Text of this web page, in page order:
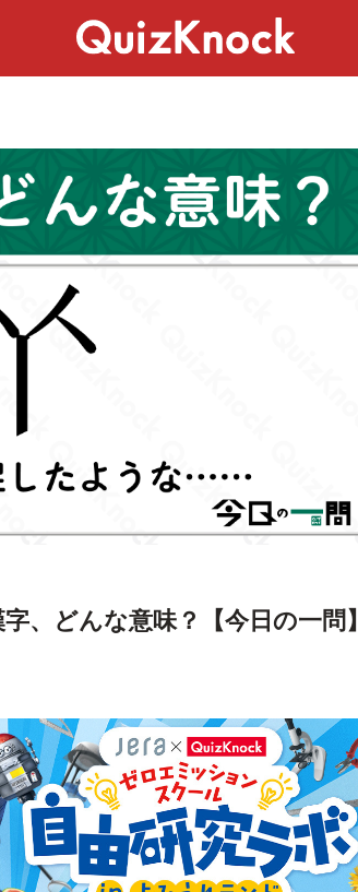
、どんな意味？【今日の一問】